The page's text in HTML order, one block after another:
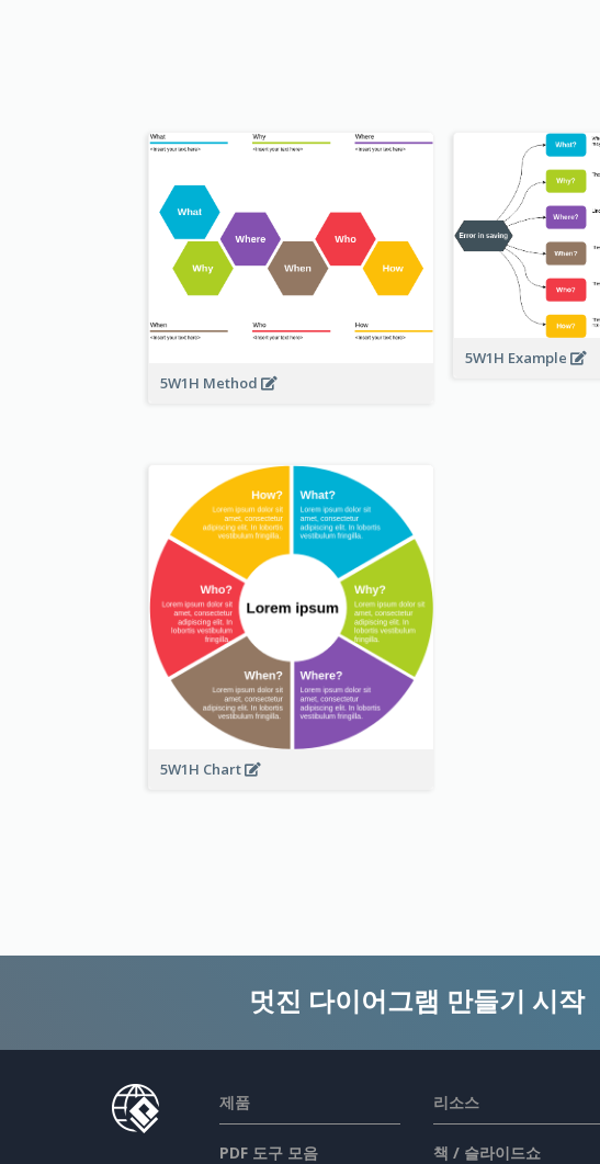
5W1H Method
5W1H Example
5W1H Chart
멋진 다이어그램 만들기 시작
제품
PDF 도구 모음
리소스
책 / 슬라이드쇼